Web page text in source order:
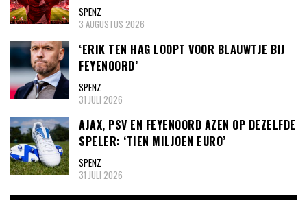
SPENZ
3 AUGUSTUS 2026
‘ERIK TEN HAG LOOPT VOOR BLAUWTJE BIJ
FEYENOORD’
SPENZ
31 JULI 2026
AJAX, PSV EN FEYENOORD AZEN OP DEZELFDE
SPELER: ‘TIEN MILJOEN EURO’
SPENZ
31 JULI 2026